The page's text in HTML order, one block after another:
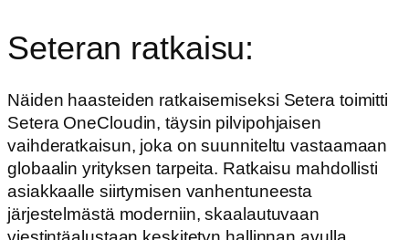
Seteran ratkaisu:
Näiden haasteiden ratkaisemiseksi Setera toimitti
Setera OneCloudin, täysin pilvipohjaisen
vaihderatkaisun, joka on suunniteltu vastaamaan
globaalin yrityksen tarpeita. Ratkaisu mahdollisti
asiakkaalle siirtymisen vanhentuneesta
järjestelmästä moderniin, skaalautuvaan